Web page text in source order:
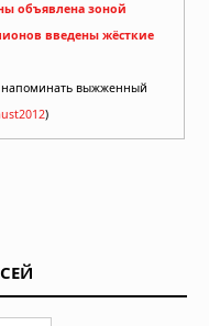
объявлена зоной
введены жёсткие
напоминать выжженный
)